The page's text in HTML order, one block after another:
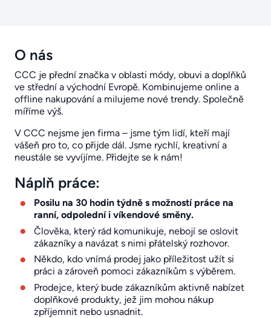
O nás
CCC je přední značka v oblasti módy, obuvi a doplňků
ve střední a východní Evropě. Kombinujeme online a
offline nakupování a milujeme nové trendy. Společně
míříme výš.
V CCC nejsme jen firma – jsme tým lidí, kteří mají
vášeň pro to, co přijde dál. Jsme rychlí, kreativní a
neustále se vyvíjíme. Přidejte se k nám!
Náplň práce:
Posilu na 30 hodin týdně s možností práce na
ranní, odpolední i víkendové směny.
Člověka, který rád komunikuje, nebojí se oslovit
zákazníky a navázat s nimi přátelský rozhovor.
Někdo, kdo vnímá prodej jako příležitost užít si
práci a zároveň pomoci zákazníkům s výběrem.
Prodejce, který bude zákazníkům aktivně nabízet
doplňkové produkty, jež jim mohou nákup
zpříjemnit nebo usnadnit.